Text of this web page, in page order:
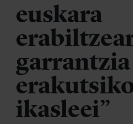
euskara
garrantzia
ikasleei”